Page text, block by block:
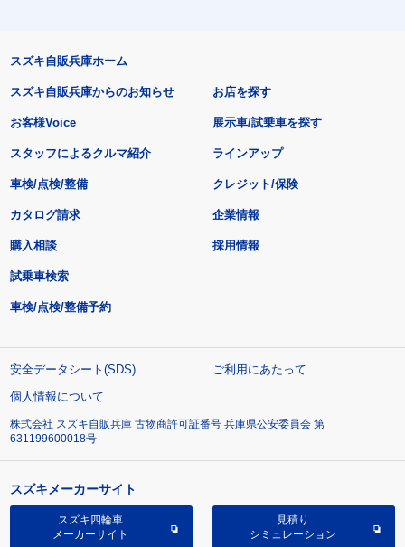
スズキ自販兵庫ホーム
スズキ自販兵庫からのお知らせ
お客様Voice
スタッフによるクルマ紹介
お店を探す
展示車/試乗車を探す
ラインアップ
車検/点検/整備 クレジット/保険
カタログ請求
購入相談
試乗車検索
車検/点検/整備予約
企業情報
採用情報
安全データシート(SDS)
ご利用にあたって
個人情報について
株式会社 スズキ自販兵庫 古物商許可証番号 兵庫県公安委員会 第
631199600018号
スズキメーカーサイト
スズキ四輪車
メーカーサイト
見積り
シミュレーション